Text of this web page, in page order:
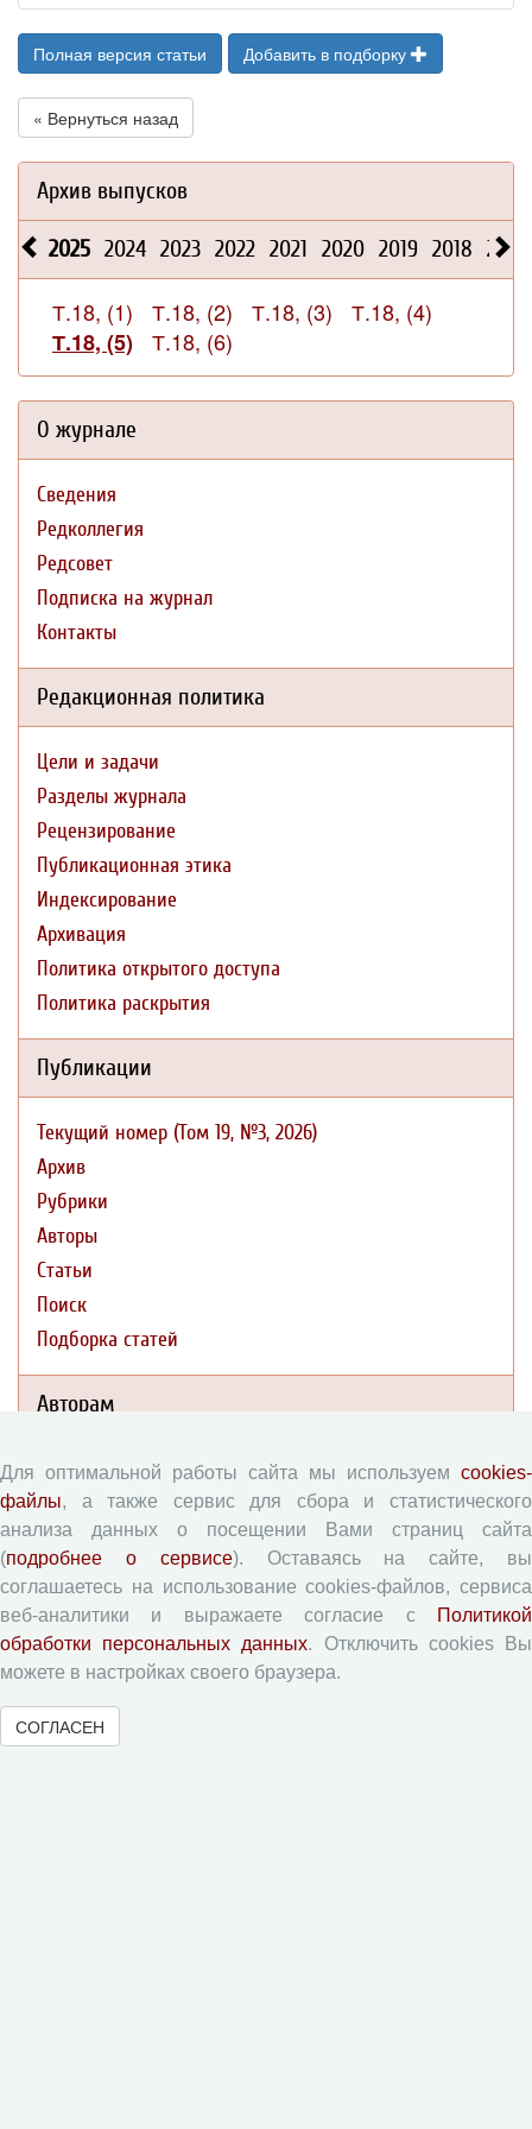
Полная версия статьи Добавить в подборку
« Вернуться назад
Архив выпусков
2025 2024 2023 2022 2021 2020 2019 2018 2017
Т.18, (1) Т.18, (2) Т.18, (3)
Т.18, (4)
Т.18, (5)
Т.18, (6)
О журнале
Сведения
Редколлегия
Редсовет
Подписка на журнал
Контакты
Редакционная политика
Цели и задачи
Разделы журнала
Рецензирование
Публикационная этика
Индексирование
Архивация
Политика открытого доступа
Политика раскрытия
Публикации
Текущий номер (Том 19, №3, 2026)
Архив
Рубрики
Авторы
Статьи
Поиск
Подборка статей
Авторам
Правила для авторов
Типовой лицензионный договор
Согласие на обработку персональных данных
Авторские права
Приватность
Рецензентам
Памятка рецензенту
Для оптимальной работы сайта мы используем cookies-
файлы, а также сервис для сбора и статистического
анализа данных о посещении Вами страниц сайта
(подробнее о сервисе). Оставаясь на сайте, вы
соглашаетесь на использование cookies-файлов, сервиса
веб-аналитики и выражаете согласие с
Политикой
обработки персональных данных. Отключить cookies Вы
можете в настройках своего браузера.
СОГЛАСЕН